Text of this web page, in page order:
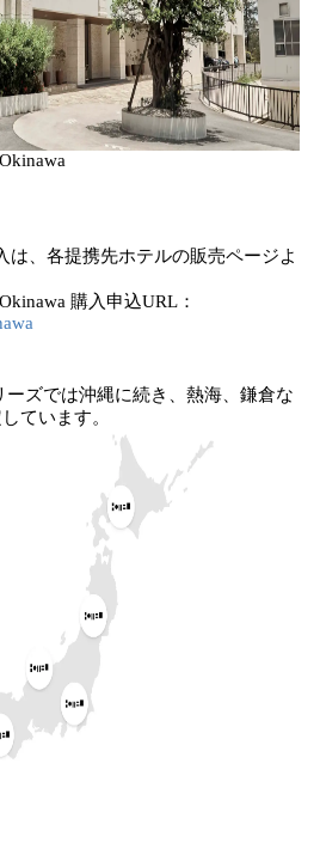
は、各提携先ホテルの販売ページよ
購入申込URL：
ズでは沖縄に続き、熱海、鎌倉な
ています。